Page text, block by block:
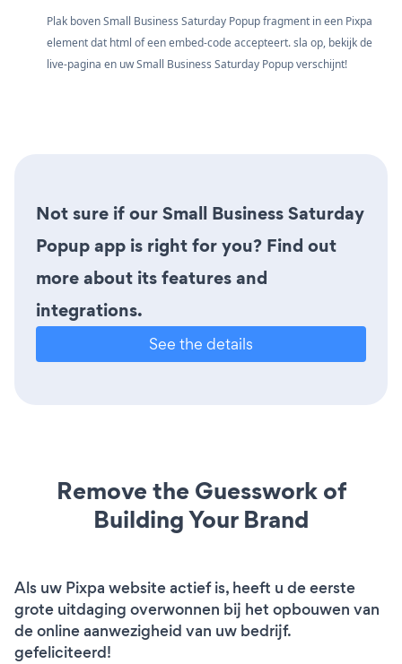
Plak boven Small Business Saturday Popup fragment in een Pixpa
element dat html of een embed-code accepteert. sla op, bekijk de
live-pagina en uw Small Business Saturday Popup verschijnt!
Not sure if our Small Business Saturday
Popup app is right for you? Find out
more about its features and
integrations.
See the details
Remove the Guesswork of
Building Your Brand
Als uw Pixpa website actief is, heeft u de eerste
grote uitdaging overwonnen bij het opbouwen van
de online aanwezigheid van uw bedrijf.
gefeliciteerd!